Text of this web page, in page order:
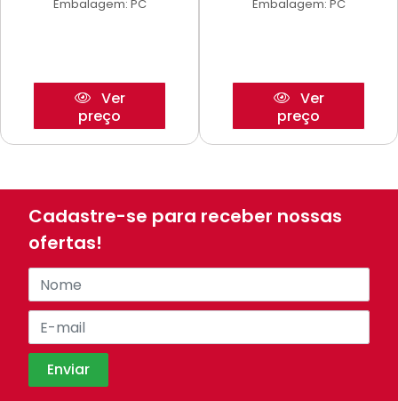
Embalagem: PC
Ver
preço
Embalagem: PC
Ver
preço
Cadastre-se para receber nossas
ofertas!